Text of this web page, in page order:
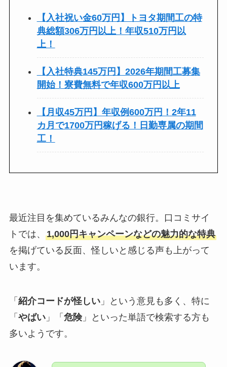
【入社祝い金60万円】トヨタ期間工の特
典総額306万円以上！年収510万円以
上！
【入社特典145万円】2026年期間工募集
開始！寮費無料で年収600万円以上
【月収45万円】年収例600万円！2年11
カ月で1700万円稼げる！日勤専属の期間
工！
最近注目を集めているみんなの銀行。口コミサイ
トでは、 1,000円キャンペーンなどの魅力的な特典
を掲げている反面、怪しいと感じる声も上がって
います。
「 紹介コードが怪しい」という意見も多く、特に
「 やばい」「 危険」といった単語で検索する方も
多いようです。